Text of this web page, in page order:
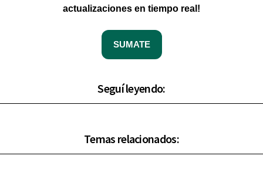
actualizaciones en tiempo real!
SUMATE
Seguí leyendo:
Temas relacionados: